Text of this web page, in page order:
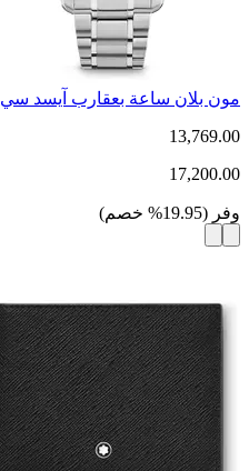
مون بلان ساعة بعقارب آيسد سي
13,769.00
17,200.00
وفر (
19.95
% خصم)